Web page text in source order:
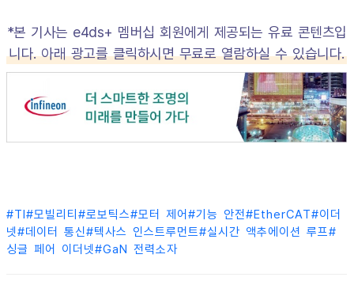
*본 기사는 e4ds+ 멤버십 회원에게 제공되는 유료 콘텐츠입
니다. 아래 광고를 클릭하시면 무료로 열람하실 수 있습니다.
#TI#모빌리티 #로보틱스#모터 제어 #기능 안전#EtherCAT#이더
넷#데이터 통신#텍사스 인스트루먼트#실시간 액추에이션 루프#
싱글 페어 이더넷#GaN 전력소자